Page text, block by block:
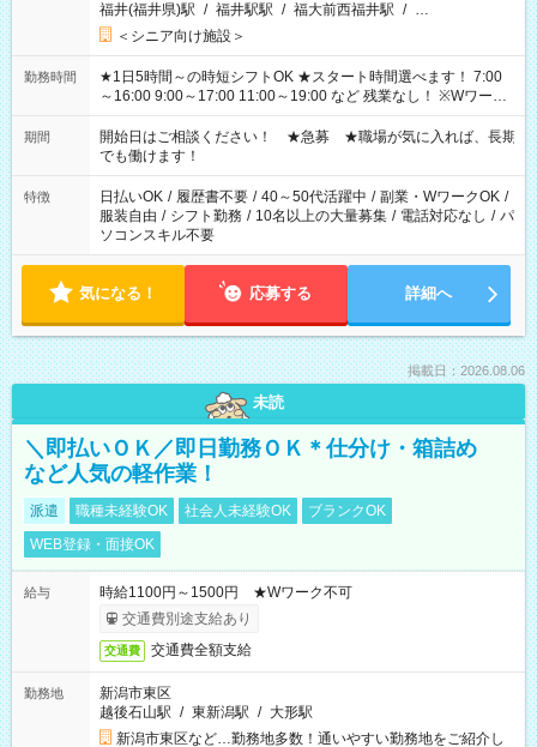
福井(福井県)駅 / 福井駅駅 / 福大前西福井駅 / …
＜シニア向け施設＞
勤務時間
★1日5時間～の時短シフトOK ★スタート時間選べます！ 7:00
～16:00 9:00～17:00 11:00～19:00 など 残業なし！ ※Wワーク
の場合、他のお仕事と合わせ週40時間超の就業はご案内できま
せん ※法令に基づき、週20時間以上勤務は社会保険への加入対
象となります ※労働者派遣法（日雇い派遣の原則禁止）によ
り、短時間・短期間の就業はご案内が難しい場合があります
期間
開始日はご相談ください！ ★急募 ★職場が気に入れば、長期
でも働けます！
特徴 日払いOK / 履歴書不要 / 40～50代活躍中 / 副業・WワークOK /
服装自由 / シフト勤務 / 10名以上の大量募集 / 電話対応なし / パ
ソコンスキル不要
気になる！ 応募する 詳細へ
掲載日：2026.08.06
未読
＼即払いＯＫ／即日勤務ＯＫ＊仕分け・箱詰め
など人気の軽作業！
派遣 職種未経験OK 社会人未経験OK
ブランクOK
WEB登録・面接OK
給与
時給1100円～1500円 ★Wワーク不可
交通費別途支給あり
交通費 交通費全額支給
勤務地
新潟市東区
越後石山駅 / 東新潟駅 / 大形駅
新潟市東区など…勤務地多数！通いやすい勤務地をご紹介し